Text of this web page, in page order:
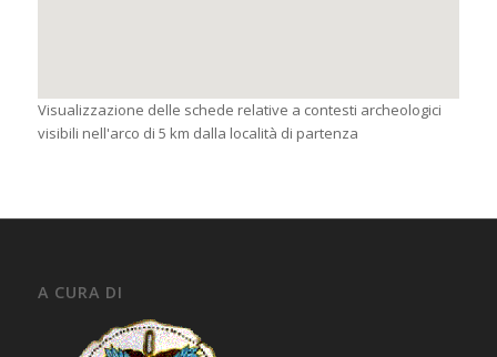
Visualizzazione delle schede relative a contesti archeologici
visibili nell'arco di 5 km dalla località di partenza
A CURA DI